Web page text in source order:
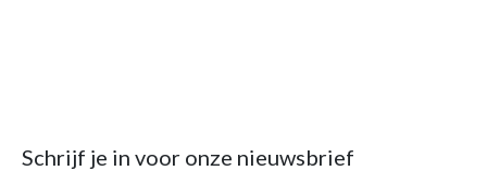
Schrijf je in voor onze nieuwsbrief